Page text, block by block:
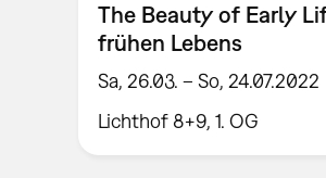
The Beauty of Early
frühen Lebens
Sa, 26.03. – So, 24.07.2022
Lichthof 8+9, 1. OG